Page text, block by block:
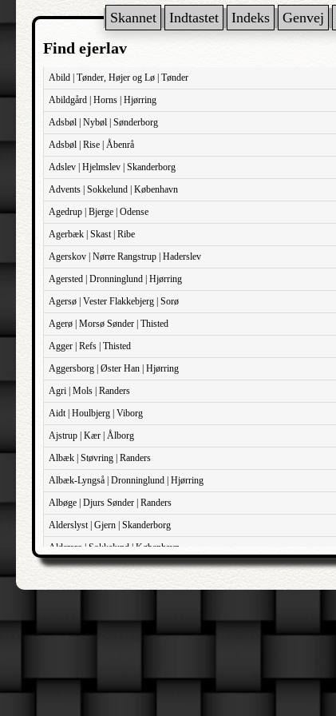
Skannet Indtastet Indeks Genvej
Find ejerlav
Abild | Tønder, Højer og Lø | Tønder
Abildgård | Horns | Hjørring
Adsbøl | Nybøl | Sønderborg
Adsbøl | Rise | Åbenrå
Adslev | Hjelmslev | Skanderborg
Advents | Sokkelund | København
Agedrup | Bjerge | Odense
Agerbæk | Skast | Ribe
Agerskov | Nørre Rangstrup | Haderslev
Agersted | Dronninglund | Hjørring
Agersø | Vester Flakkebjerg | Sorø
Agerø | Morsø Sønder | Thisted
Agger | Refs | Thisted
Aggersborg | Øster Han | Hjørring
Agri | Mols | Randers
Aidt | Houlbjerg | Viborg
Ajstrup | Kær | Ålborg
Albæk | Støvring | Randers
Albæk-Lyngså | Dronninglund | Hjørring
Albøge | Djurs Sønder | Randers
Alderslyst | Gjern | Skanderborg
Aldersro | Sokkelund | København
Allehelgens | Sokkelund | København
Aller | Sønder Tyrstrup | Haderslev
Allerslev | Voldborg | Roskilde
Allese | Lunde | Odense